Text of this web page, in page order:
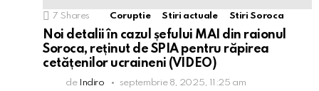
7 Shares Coruptie Stiri actuale Stiri Soroca
Noi detalii în cazul șefului MAI din raionul
Soroca, reținut de SPIA pentru răpirea
cetățenilor ucraineni (VIDEO)
de Indiro septembrie 8, 2025, 11:25 am